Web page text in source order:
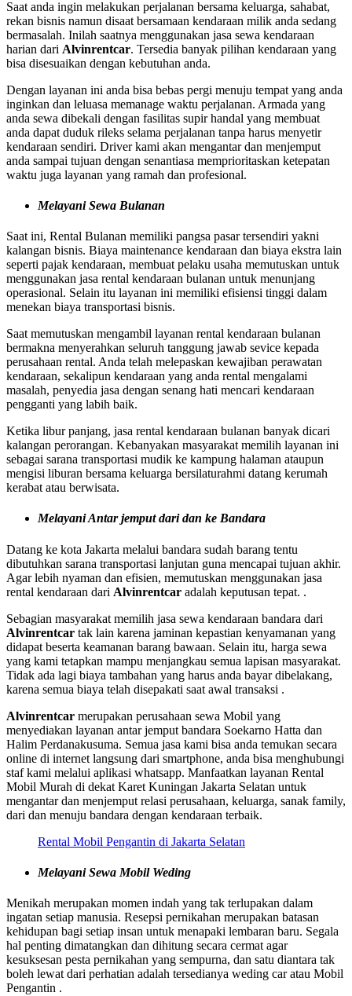
Saat anda ingin melakukan perjalanan bersama keluarga, sahabat,
rekan bisnis namun disaat bersamaan kendaraan milik anda sedang
bermasalah. Inilah saatnya menggunakan jasa sewa kendaraan
harian dari Alvinrentcar. Tersedia banyak pilihan kendaraan yang
bisa disesuaikan dengan kebutuhan anda.
Dengan layanan ini anda bisa bebas pergi menuju tempat yang anda
inginkan dan leluasa memanage waktu perjalanan. Armada yang
anda sewa dibekali dengan fasilitas supir handal yang membuat
anda dapat duduk rileks selama perjalanan tanpa harus menyetir
kendaraan sendiri. Driver kami akan mengantar dan menjemput
anda sampai tujuan dengan senantiasa memprioritaskan ketepatan
waktu juga layanan yang ramah dan profesional.
Melayani Sewa Bulanan
Saat ini, Rental Bulanan memiliki pangsa pasar tersendiri yakni
kalangan bisnis. Biaya maintenance kendaraan dan biaya ekstra lain
seperti pajak kendaraan, membuat pelaku usaha memutuskan untuk
menggunakan jasa rental kendaraan bulanan untuk menunjang
operasional. Selain itu layanan ini memiliki efisiensi tinggi dalam
menekan biaya transportasi bisnis.
Saat memutuskan mengambil layanan rental kendaraan bulanan
bermakna menyerahkan seluruh tanggung jawab sevice kepada
perusahaan rental. Anda telah melepaskan kewajiban perawatan
kendaraan, sekalipun kendaraan yang anda rental mengalami
masalah, penyedia jasa dengan senang hati mencari kendaraan
pengganti yang labih baik.
Ketika libur panjang, jasa rental kendaraan bulanan banyak dicari
kalangan perorangan. Kebanyakan masyarakat memilih layanan ini
sebagai sarana transportasi mudik ke kampung halaman ataupun
mengisi liburan bersama keluarga bersilaturahmi datang kerumah
kerabat atau berwisata.
Melayani Antar jemput dari dan ke Bandara
Datang ke kota Jakarta melalui bandara sudah barang tentu
dibutuhkan sarana transportasi lanjutan guna mencapai tujuan akhir.
Agar lebih nyaman dan efisien, memutuskan menggunakan jasa
rental kendaraan dari Alvinrentcar adalah keputusan tepat. .
Sebagian masyarakat memilih jasa sewa kendaraan bandara dari
Alvinrentcar tak lain karena jaminan kepastian kenyamanan yang
didapat beserta keamanan barang bawaan. Selain itu, harga sewa
yang kami tetapkan mampu menjangkau semua lapisan masyarakat.
Tidak ada lagi biaya tambahan yang harus anda bayar dibelakang,
karena semua biaya telah disepakati saat awal transaksi .
Alvinrentcar merupakan perusahaan sewa Mobil yang
menyediakan layanan antar jemput bandara Soekarno Hatta dan
Halim Perdanakusuma. Semua jasa kami bisa anda temukan secara
online di internet langsung dari smartphone, anda bisa menghubungi
staf kami melalui aplikasi whatsapp. Manfaatkan layanan Rental
Mobil Murah di dekat Karet Kuningan Jakarta Selatan untuk
mengantar dan menjemput relasi perusahaan, keluarga, sanak family,
dari dan menuju bandara dengan kendaraan terbaik.
Rental Mobil Pengantin di Jakarta Selatan
Melayani Sewa Mobil Weding
Menikah merupakan momen indah yang tak terlupakan dalam
ingatan setiap manusia. Resepsi pernikahan merupakan batasan
kehidupan bagi setiap insan untuk menapaki lembaran baru. Segala
hal penting dimatangkan dan dihitung secara cermat agar
kesuksesan pesta pernikahan yang sempurna, dan satu diantara tak
boleh lewat dari perhatian adalah tersedianya weding car atau Mobil
Pengantin .